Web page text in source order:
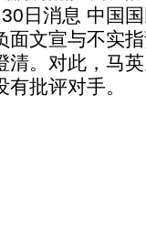
消息 中国国
面文宣与不实
清。对此，马
批评对手。